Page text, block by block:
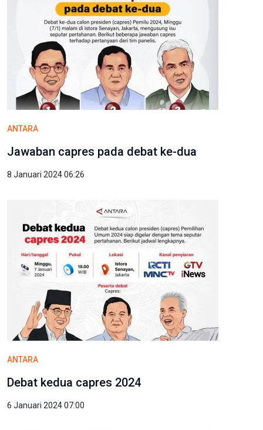
ANTARA
Jawaban capres pada debat ke-dua
8 Januari 2024 06:26
ANTARA
Debat kedua capres 2024
6 Januari 2024 07:00